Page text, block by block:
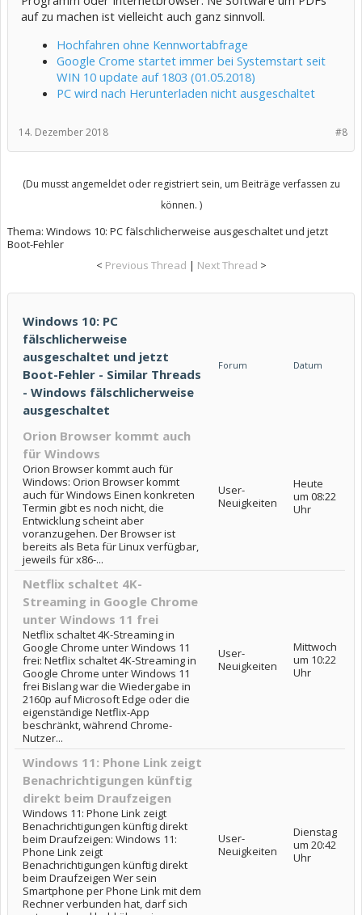
auf zu machen ist vielleicht auch ganz sinnvoll.
Hochfahren ohne Kennwortabfrage
Google Crome startet immer bei Systemstart seit
WIN 10 update auf 1803 (01.05.2018)
PC wird nach Herunterladen nicht ausgeschaltet
#8
14. Dezember 2018
(Du musst angemeldet oder registriert sein, um Beiträge verfassen zu
können. )
Thema: Windows 10: PC fälschlicherweise ausgeschaltet und jetzt
Boot-Fehler
< Previous Thread | Next Thread >
Windows 10: PC
fälschlicherweise
ausgeschaltet und jetzt
Boot-Fehler - Similar Threads
- Windows fälschlicherweise
ausgeschaltet
Forum Datum
Orion Browser kommt auch
für Windows
Orion Browser kommt auch für
Windows: Orion Browser kommt
auch für Windows Einen konkreten
Termin gibt es noch nicht, die
Entwicklung scheint aber
voranzugehen. Der Browser ist
bereits als Beta für Linux verfügbar,
jeweils für x86-...
User-
Neuigkeiten
Heute
um 08:22
Uhr
Netflix schaltet 4K-
Streaming in Google Chrome
unter Windows 11 frei
Netflix schaltet 4K-Streaming in
Google Chrome unter Windows 11
frei: Netflix schaltet 4K-Streaming in
Google Chrome unter Windows 11
frei Bislang war die Wiedergabe in
2160p auf Microsoft Edge oder die
eigenständige Netflix-App
beschränkt, während Chrome-
Nutzer...
User-
Neuigkeiten
Mittwoch
um 10:22
Uhr
Windows 11: Phone Link zeigt
Benachrichtigungen künftig
direkt beim Draufzeigen
Windows 11: Phone Link zeigt
Benachrichtigungen künftig direkt
beim Draufzeigen: Windows 11:
Phone Link zeigt
Benachrichtigungen künftig direkt
beim Draufzeigen Wer sein
Smartphone per Phone Link mit dem
Rechner verbunden hat, darf sich
User-
Neuigkeiten
Dienstag
um 20:42
Uhr